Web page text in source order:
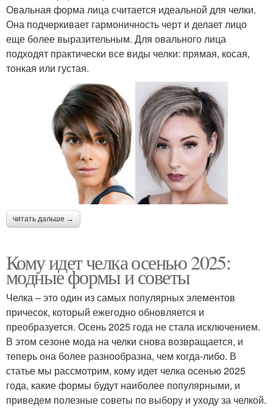
Овальная форма лица считается идеальной для челки.
Она подчеркивает гармоничность черт и делает лицо
еще более выразительным. Для овального лица
подходят практически все виды челки: прямая, косая,
тонкая или густая.
читать дальше →
Кому идет челка осенью 2025:
модные формы и советы
Челка – это один из самых популярных элементов
причесок, который ежегодно обновляется и
преобразуется. Осень 2025 года не стала исключением.
В этом сезоне мода на челки снова возвращается, и
теперь она более разнообразна, чем когда-либо. В
статье мы рассмотрим, кому идет челка осенью 2025
года, какие формы будут наиболее популярными, и
приведем полезные советы по выбору и уходу за челкой.